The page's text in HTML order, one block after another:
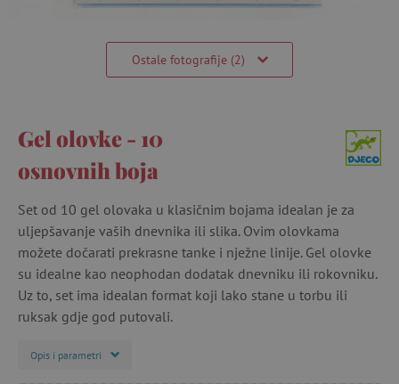
Ostale fotografije (2)
Gel olovke - 10
osnovnih boja
Set od 10 gel olovaka u klasičnim bojama idealan je za
uljepšavanje vaših dnevnika ili slika. Ovim olovkama
možete dočarati prekrasne tanke i nježne linije. Gel olovke
su idealne kao neophodan dodatak dnevniku ili rokovniku.
Uz to, set ima idealan format koji lako stane u torbu ili
ruksak gdje god putovali.
Opis i parametri